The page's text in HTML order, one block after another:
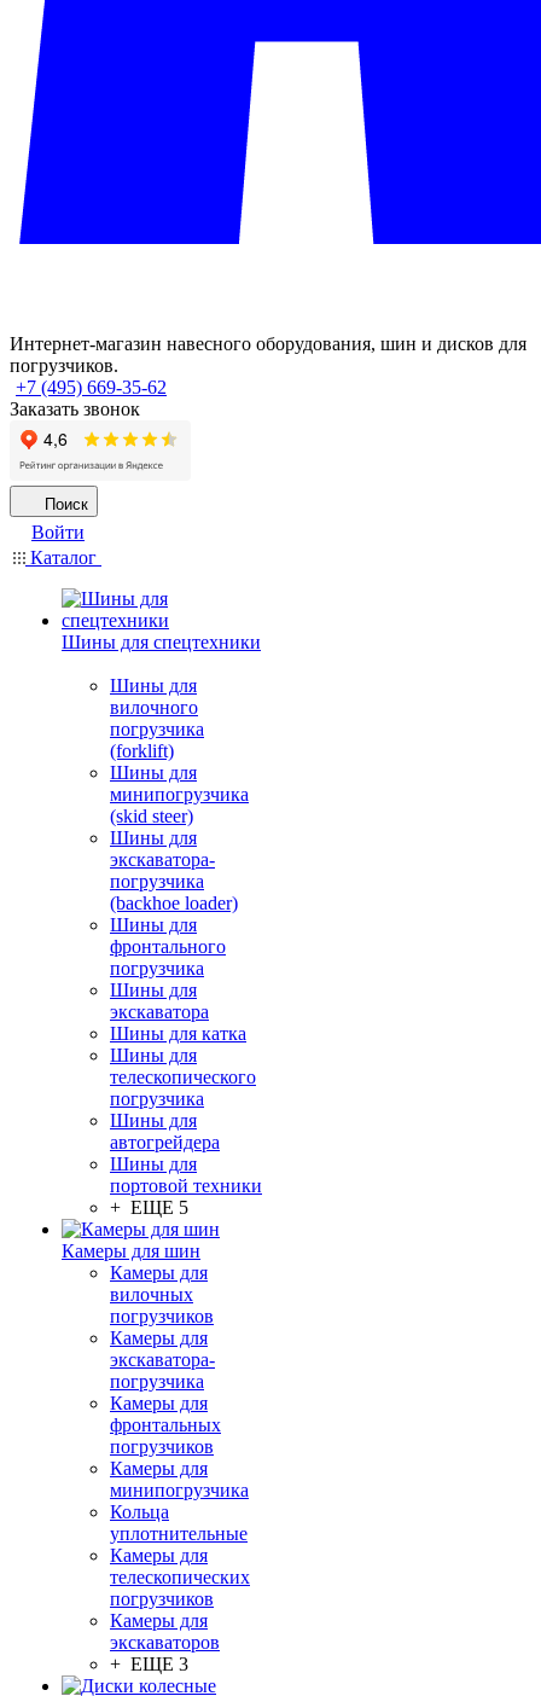
Интернет-магазин навесного оборудования, шин и дисков для
погрузчиков.
+7 (495) 669-35-62
Заказать звонок
Поиск
Войти
Каталог
Шины для спецтехники
Шины для
вилочного
погрузчика
(forklift)
Шины для
минипогрузчика
(skid steer)
Шины для
экскаватора-
погрузчика
(backhoe loader)
Шины для
фронтального
погрузчика
Шины для
экскаватора
Шины для катка
Шины для
телескопического
погрузчика
Шины для
автогрейдера
Шины для
портовой техники
+ ЕЩЕ 5
Камеры для шин
Камеры для
вилочных
погрузчиков
Камеры для
экскаватора-
погрузчика
Камеры для
фронтальных
погрузчиков
Камеры для
минипогрузчика
Кольца
уплотнительные
Камеры для
телескопических
погрузчиков
Камеры для
экскаваторов
+ ЕЩЕ 3